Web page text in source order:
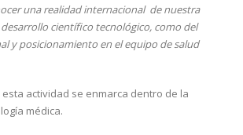
una realidad internacional de nuestra
científico tecnológico, como del
y posicionamiento en el equipo de salud
actividad se enmarca dentro de la
médica.